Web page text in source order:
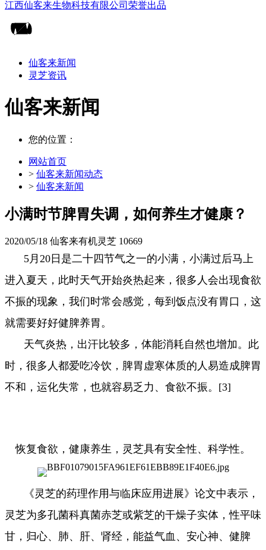
仙客来新闻
灵芝资讯
仙客来新闻
您的位置：
网站首页
> 仙客来新闻动态
> 仙客来新闻
小满时节脾胃失调，如何养生才健康？
2020/05/18 仙客来有机灵芝 10669
5月20日是二十四节气之一的小满，小满过后马上
进入夏天，此时天气开始炎热起来，很多人会出现食欲
不振的现象，我们时常会感觉，每到饭点没有胃口，这
就需要好好健脾养胃。
天气炎热，出汗比较多，体能消耗自然也增加。此
时，很多人都爱吃冷饮，脾胃虚寒体质的人易造成脾胃
不和，运化失常，也就容易乏力、食欲不振。[3]
恢复食欲，健康养生，灵芝具有安全性、科学性。
《灵芝的药理作用与临床应用进展》论文中表示，
灵芝为多孔菌科真菌赤芝或紫芝的干燥子实体，性平味
甘，归心、肺、肝、肾经，能益气血、安心神、健脾